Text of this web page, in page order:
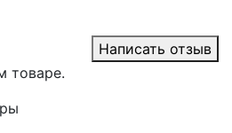
Написать отзыв
товаре.